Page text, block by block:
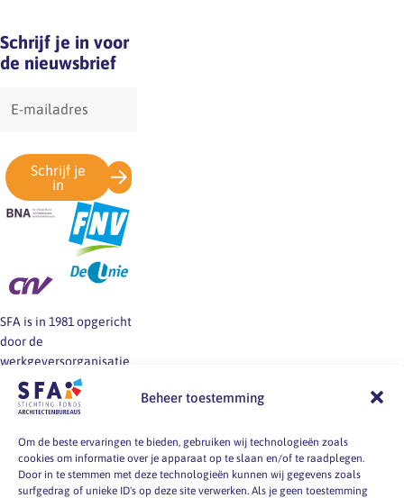
Beheer toestemming
Om de beste ervaringen te bieden, gebruiken wij technologieën zoals
cookies om informatie over je apparaat op te slaan en/of te raadplegen.
Door in te stemmen met deze technologieën kunnen wij gegevens zoals
surfgedrag of unieke ID's op deze site verwerken. Als je geen toestemming
Schrijf je in voor
de nieuwsbrief
mailadres
Schrijf je
in
SFA is in 1981 opgericht
door de
werkgeversorganisatie
BNA en de vakbonden
FNV, CNV en De Unie.
werkgevers en
werknemers van
architectenbureaus bij